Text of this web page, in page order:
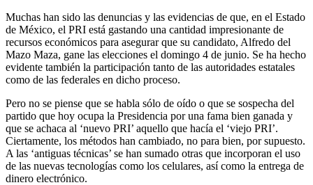
Muchas han sido las denuncias y las evidencias de que, en el Estado
de México, el PRI está gastando una cantidad impresionante de
recursos económicos para asegurar que su candidato, Alfredo del
Mazo Maza, gane las elecciones el domingo 4 de junio. Se ha hecho
evidente también la participación tanto de las autoridades estatales
como de las federales en dicho proceso.
Pero no se piense que se habla sólo de oído o que se sospecha del
partido que hoy ocupa la Presidencia por una fama bien ganada y
que se achaca al ‘nuevo PRI’ aquello que hacía el ‘viejo PRI’.
Ciertamente, los métodos han cambiado, no para bien, por supuesto.
A las ‘antiguas técnicas’ se han sumado otras que incorporan el uso
de las nuevas tecnologías como los celulares, así como la entrega de
dinero electrónico.